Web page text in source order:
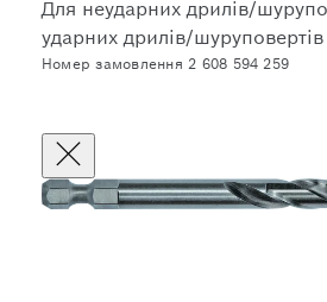
Для неударних дрилів/
ударних дрилів/шуруповертів
Номер замовлення 2 608 594 259